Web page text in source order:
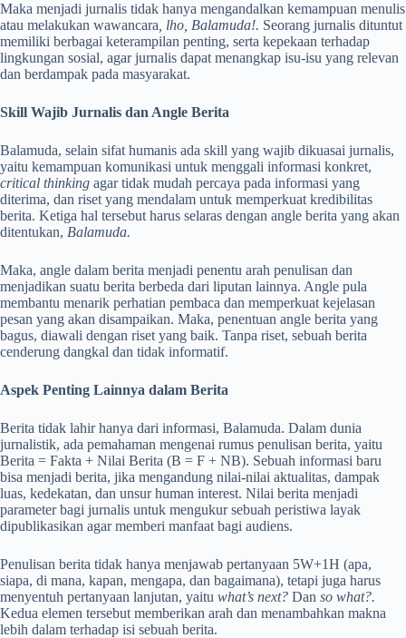
Maka menjadi jurnalis tidak hanya mengandalkan kemampuan menulis
atau melakukan wawancara , lho, Balamuda!. Seorang jurnalis dituntut
memiliki berbagai keterampilan penting, serta kepekaan terhadap
lingkungan sosial, agar jurnalis dapat menangkap isu-isu yang relevan
dan berdampak pada masyarakat.
Skill Wajib Jurnalis dan Angle Berita
Balamuda, selain sifat humanis ada skill yang wajib dikuasai jurnalis,
yaitu kemampuan komunikasi untuk menggali informasi konkret,
critical thinking agar tidak mudah percaya pada informasi yang
diterima, dan riset yang mendalam untuk memperkuat kredibilitas
berita. Ketiga hal tersebut harus selaras dengan angle berita yang akan
ditentukan, Balamuda.
Maka, angle dalam berita menjadi penentu arah penulisan dan
menjadikan suatu berita berbeda dari liputan lainnya. Angle pula
membantu menarik perhatian pembaca dan memperkuat kejelasan
pesan yang akan disampaikan. Maka, penentuan angle berita yang
bagus, diawali dengan riset yang baik. Tanpa riset, sebuah berita
cenderung dangkal dan tidak informatif.
Aspek Penting Lainnya dalam Berita
Berita tidak lahir hanya dari informasi, Balamuda. Dalam dunia
jurnalistik, ada pemahaman mengenai rumus penulisan berita, yaitu
Berita = Fakta + Nilai Berita (B = F + NB). Sebuah informasi baru
bisa menjadi berita, jika mengandung nilai-nilai aktualitas, dampak
luas, kedekatan, dan unsur human interest. Nilai berita menjadi
parameter bagi jurnalis untuk mengukur sebuah peristiwa layak
dipublikasikan agar memberi manfaat bagi audiens.
Penulisan berita tidak hanya menjawab pertanyaan 5W+1H (apa,
siapa, di mana, kapan, mengapa, dan bagaimana), tetapi juga harus
menyentuh pertanyaan lanjutan, yaitu what’s next? Dan so what?.
Kedua elemen tersebut memberikan arah dan menambahkan makna
lebih dalam terhadap isi sebuah berita.